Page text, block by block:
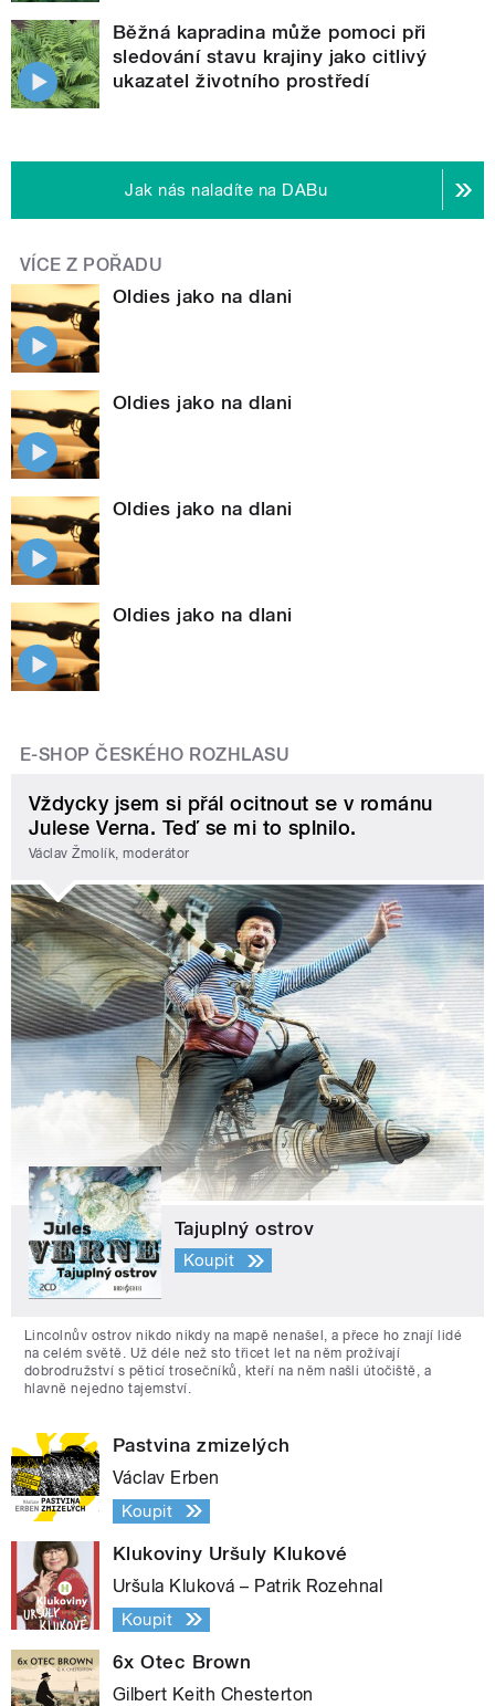
Běžná kapradina může pomoci při
sledování stavu krajiny jako citlivý
ukazatel životního prostředí
Jak nás naladíte na DABu
VÍCE Z POŘADU
Oldies jako na dlani
Oldies jako na dlani
Oldies jako na dlani
Oldies jako na dlani
E-SHOP ČESKÉHO ROZHLASU
Vždycky jsem si přál ocitnout se v románu
Julese Verna. Teď se mi to splnilo.
Václav Žmolík, moderátor
Tajuplný ostrov
Koupit
Lincolnův ostrov nikdo nikdy na mapě nenašel, a přece ho znají lidé
na celém světě. Už déle než sto třicet let na něm prožívají
dobrodružství s pěticí trosečníků, kteří na něm našli útočiště, a
hlavně nejedno tajemství.
Pastvina zmizelých
Václav Erben
Koupit
Klukoviny Uršuly Klukové
Uršula Kluková – Patrik Rozehnal
Koupit
6x Otec Brown
Gilbert Keith Chesterton